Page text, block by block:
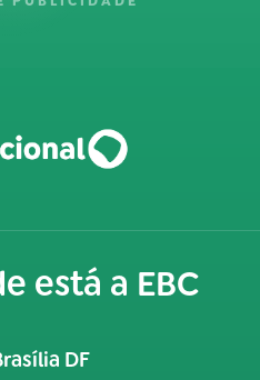
está a EBC
DF